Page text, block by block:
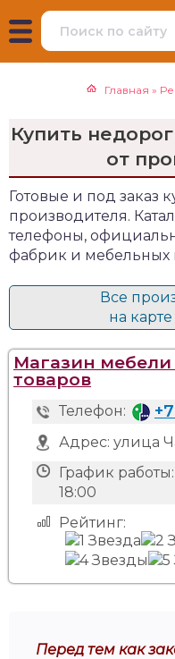
Главная »
Купить
от
Готовые и под заказ
производителя.
телефоны,
фабрик и мебельных
Все
на
Магазин
товаров
Телефон:
Адрес: улица
График работы:
18:00
Рейтинг:
Перед тем как